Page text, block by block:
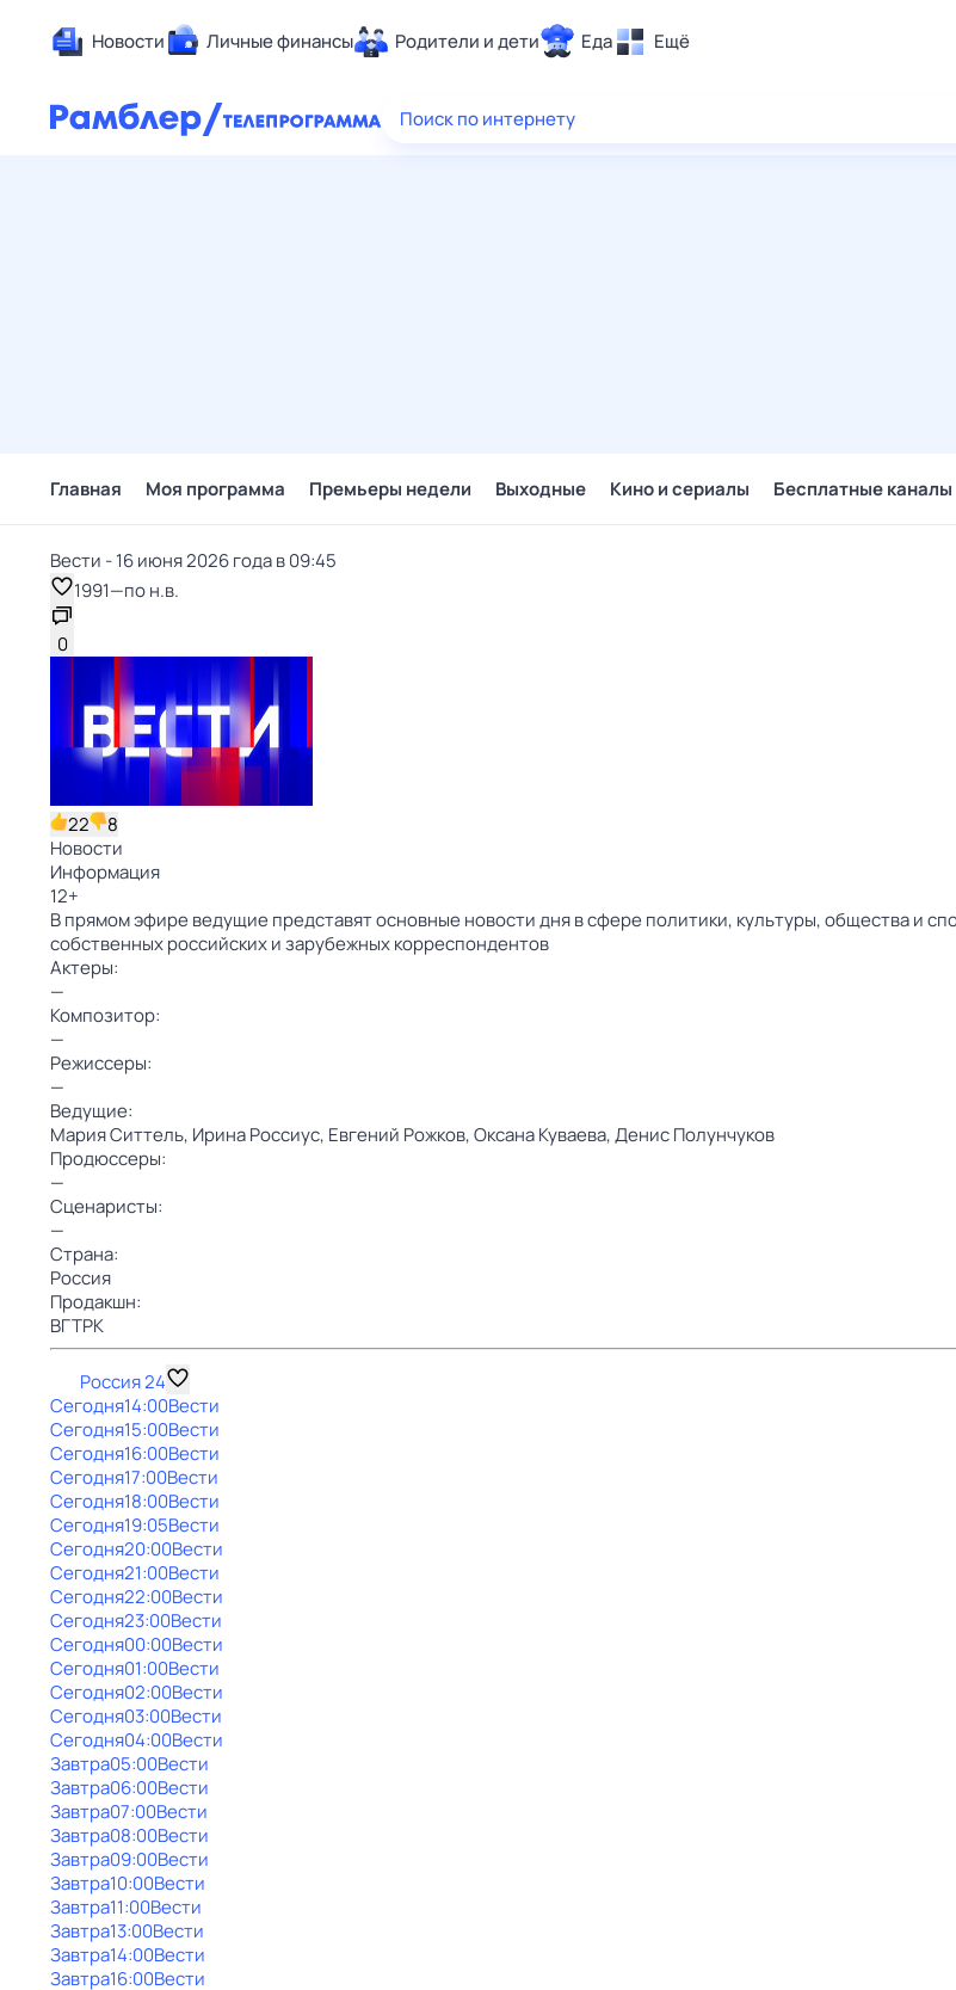
Новости Личные финансы Родители и дети Еда Ещё
Здоровье
Поиск по интернету
Главная Моя программа Премьеры недели Выходные Кино и сериалы Бесплатные каналы
Вести - 16 июня 2026 года в 09:45
1991—по н.в.
0
22
8
Новости
Информация
12+
В прямом эфире ведущие представят основные новости дня в сфере политики, культуры, общества и
собственных российских и зарубежных корреспондентов
Актеры:
—
Композитор:
—
Режиссеры:
—
Ведущие:
Мария Ситтель, Ирина Россиус, Евгений Рожков,Оксана Куваева,Денис Полунчуков
Продюссеры:
—
Сценаристы:
—
Страна:
Россия
Продакшн:
ВГТРК
Россия 24
Сегодня14:00Вести
Сегодня15:00Вести
Сегодня16:00Вести
Сегодня17:00Вести
Сегодня18:00Вести
Сегодня19:05Вести
Сегодня20:00Вести
Сегодня21:00Вести
Сегодня22:00Вести
Сегодня23:00Вести
Сегодня00:00Вести
Сегодня01:00Вести
Сегодня02:00Вести
Сегодня03:00Вести
Сегодня04:00Вести
Завтра05:00Вести
Завтра06:00Вести
Завтра07:00Вести
Завтра08:00Вести
Завтра09:00Вести
Завтра10:00Вести
Завтра11:00Вести
Завтра13:00Вести
Завтра14:00Вести
Завтра16:00Вести